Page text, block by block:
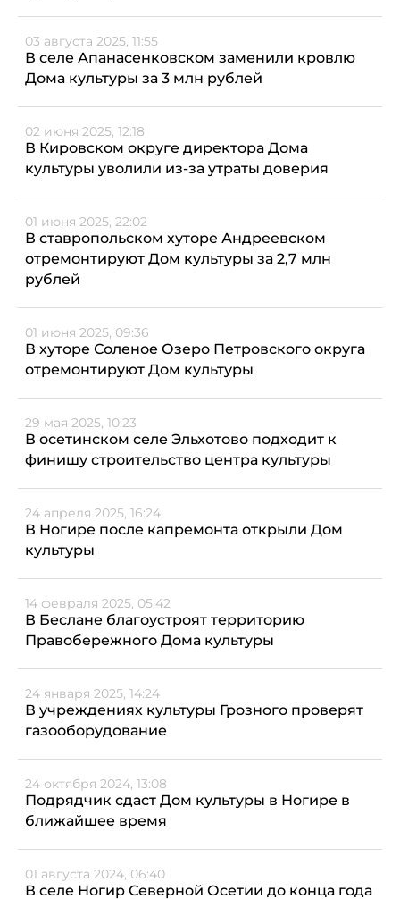
03 августа 2025, 11:55
В селе Апанасенковском заменили кровлю
Дома культуры за 3 млн рублей
02 июня 2025, 12:18
В Кировском округе директора Дома
культуры уволили из-за утраты доверия
01 июня 2025, 22:02
В ставропольском хуторе Андреевском
отремонтируют Дом культуры за 2,7 млн
рублей
01 июня 2025, 09:36
В хуторе Соленое Озеро Петровского округа
отремонтируют Дом культуры
29 мая 2025, 10:23
В осетинском селе Эльхотово подходит к
финишу строительство центра культуры
24 апреля 2025, 16:24
В Ногире после капремонта открыли Дом
культуры
14 февраля 2025, 05:42
В Беслане благоустроят территорию
Правобережного Дома культуры
24 января 2025, 14:24
В учреждениях культуры Грозного проверят
газооборудование
24 октября 2024, 13:08
Подрядчик сдаст Дом культуры в Ногире в
ближайшее время
01 августа 2024, 06:40
В селе Ногир Северной Осетии до конца года